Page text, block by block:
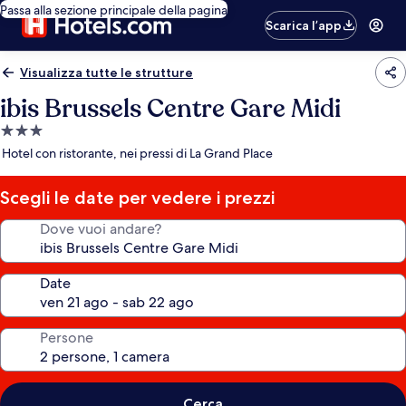
Passa alla sezione principale della pagina
Scarica l’app
Visualizza tutte le strutture
ibis Brussels Centre Gare Midi
Struttura
a
stelle
Hotel con ristorante, nei pressi di La Grand Place
Scegli le date per vedere i prezzi
Dove vuoi andare?
Date
Persone